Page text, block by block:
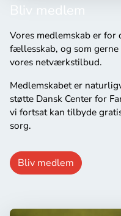
Bliv medlem
Vores medlemskab er
fællesskab, og som
vores netværkstilbud.
Medlemskabet er
støtte Dansk Center for
vi fortsat kan tilbyde
sorg.
Bliv medlem